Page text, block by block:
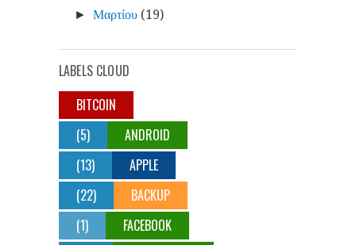
►Μαρτίου (19)
LABELS CLOUD
BITCOIN
(5)
ANDROID
(13)
APPLE
(22)
BACKUP
(1)
FACEBOOK